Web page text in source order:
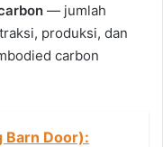
— jumlah
produksi, dan
carbon
Barn Door):